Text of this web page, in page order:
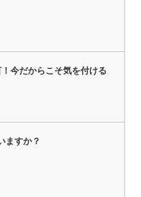
今だからこそ気を付ける
ますか？